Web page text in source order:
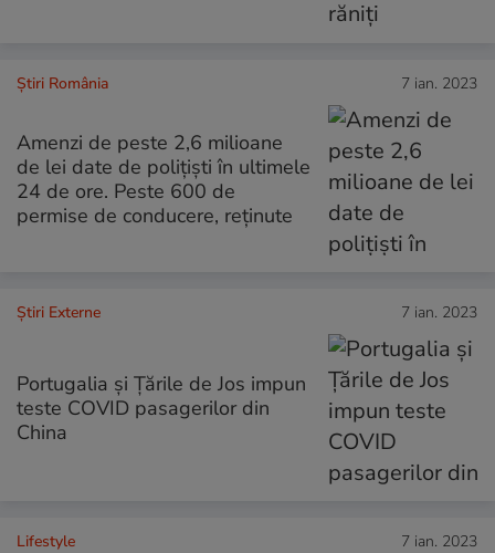
Știri România 7 ian. 2023
Amenzi de peste 2,6 milioane
de lei date de polițiști în ultimele
24 de ore. Peste 600 de
permise de conducere, reţinute
Știri Externe 7 ian. 2023
Portugalia şi Ţările de Jos impun
teste COVID pasagerilor din
China
Lifestyle 7 ian. 2023